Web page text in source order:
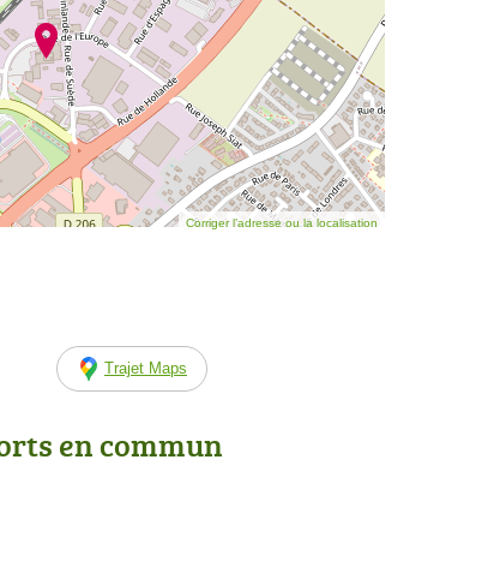
Corriger l’adresse ou la localisation
Trajet Maps
en commun